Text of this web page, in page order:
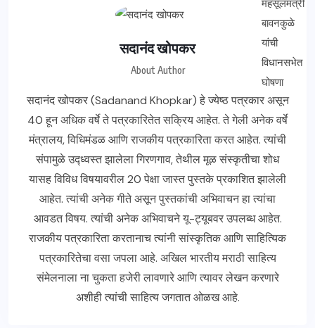
सदानंद खोपकर
About Author
सदानंद खोपकर (Sadanand Khopkar) हे ज्येष्ठ पत्रकार असून
40 हून अधिक वर्षे ते पत्रकारितेत सक्रिय आहेत. ते गेली अनेक वर्षे
मंत्रालय, विधिमंडळ आणि राजकीय पत्रकारिता करत आहेत. त्यांची
संपामुळे उद्ध्वस्त झालेला गिरणगाव, तेथील मूळ संस्कृतीचा शोध
यासह विविध विषयावरील 20 पेक्षा जास्त पुस्तके प्रकाशित झालेली
आहेत. त्यांची अनेक गीते असून पुस्तकांची अभिवाचन हा त्यांचा
आवडत विषय. त्यांची अनेक अभिवाचने यू-ट्यूबवर उपलब्ध आहेत.
राजकीय पत्रकारिता करतानाच त्यांनी सांस्कृतिक आणि साहित्यिक
पत्रकारितेचा वसा जपला आहे. अखिल भारतीय मराठी साहित्य
संमेलनाला ना चुकता हजेरी लावणारे आणि त्यावर लेखन करणारे
अशीही त्यांची साहित्य जगतात ओळख आहे.